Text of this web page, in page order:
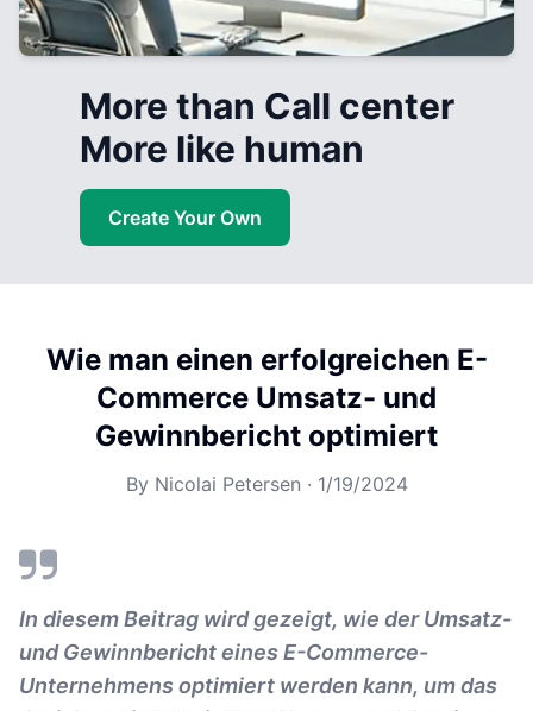
More than Call center
More like human
Create Your Own
Wie man einen erfolgreichen E-
Commerce Umsatz- und
Gewinnbericht optimiert
By Nicolai Petersen · 1/19/2024
In diesem Beitrag wird gezeigt, wie der Umsatz-
und Gewinnbericht eines E-Commerce-
Unternehmens optimiert werden kann, um das